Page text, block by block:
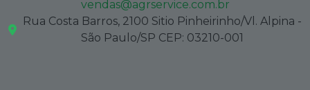
vendas@agrservice.com.br
Rua Costa Barros, 2100 Sitio Pinheirinho/Vl. Alpina -
São Paulo/SP CEP: 03210-001